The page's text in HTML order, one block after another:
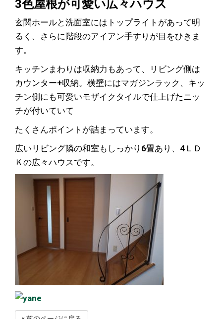
3色屋根が可愛い広々ハウス
玄関ホールと洗面室にはトップライトがあって明
るく、さらに階段のアイアン手すりが目をひきま
す。
キッチンまわりは収納力もあって、リビング側は
カウンター+収納。横壁にはマガジンラック、キッ
チン側にも可愛いモザイクタイルで仕上げたニッ
チが付いていて
たくさんポイントが詰まっています。
広いリビング隣の和室もしっかり6畳あり、4ＬＤ
Ｋの広々ハウスです。